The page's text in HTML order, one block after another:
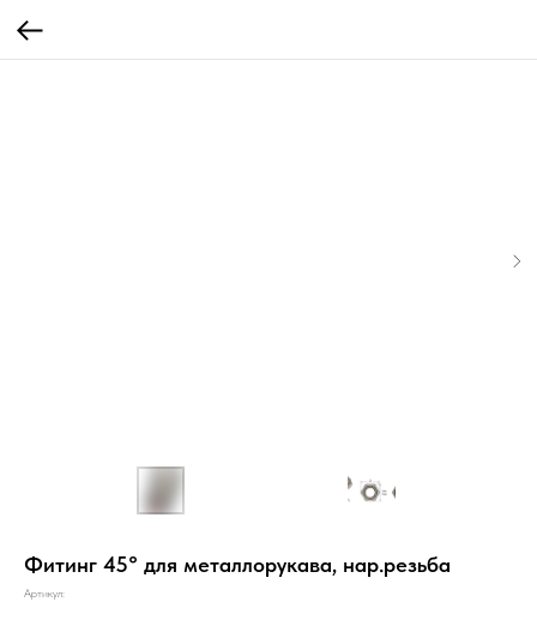
Фитинг 45° для металлорукава, нар.резьба
Артикул: